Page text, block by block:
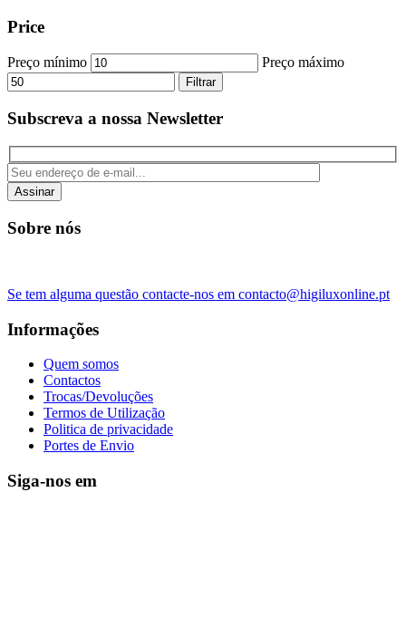
Price
Preço mínimo Preço máximo
Filtrar
Subscreva a nossa Newsletter
Assinar
Sobre nós
Se tem alguma questão contacte-nos em contacto@higiluxonline.pt
Informações
Quem somos
Contactos
Trocas/Devoluções
Termos de Utilização
Politica de privacidade
Portes de Envio
Siga-nos em